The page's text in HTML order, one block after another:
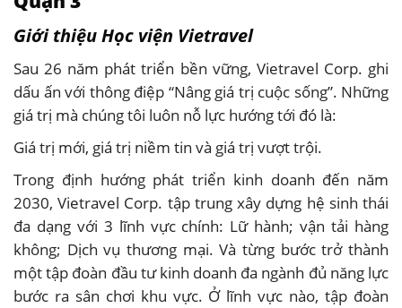
Giới thiệu Học viện Vietravel
Sau 26 năm phát triển bền vững, Vietravel Corp. ghi
dấu ấn với thông điệp “Nâng giá trị cuộc sống”. Những
giá trị mà chúng tôi luôn nỗ lực hướng tới đó là:
Giá trị mới, giá trị niềm tin và giá trị vượt trội.
Trong định hướng phát triển kinh doanh đến năm
2030, Vietravel Corp. tập trung xây dựng hệ sinh thái
đa dạng với 3 lĩnh vực chính: Lữ hành; vận tải hàng
không; Dịch vụ thương mại. Và từng bước trở thành
một tập đoàn đầu tư kinh doanh đa ngành đủ năng lực
bước ra sân chơi khu vực. Ở lĩnh vực nào, tập đoàn